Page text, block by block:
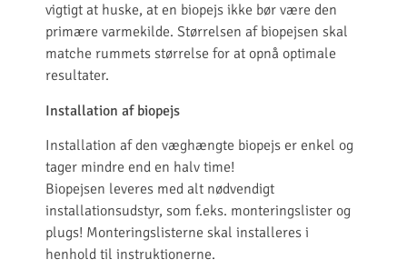
vigtigt at huske, at en biopejs ikke bør være den
primære varmekilde. Størrelsen af biopejsen skal
matche rummets størrelse for at opnå optimale
resultater.
Installation af biopejs
Installation af den væghængte biopejs er enkel og
tager mindre end en halv time!
Biopejsen leveres med alt nødvendigt
installationsudstyr, som f.eks. monteringslister og
plugs! Monteringslisterne skal installeres i
henhold til instruktionerne.